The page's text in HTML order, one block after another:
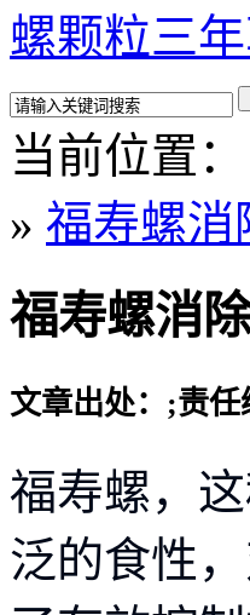
螺颗粒三
当前位置：
» 福寿螺消
福寿螺消
文章出处： ;责
福寿螺，
泛的食性